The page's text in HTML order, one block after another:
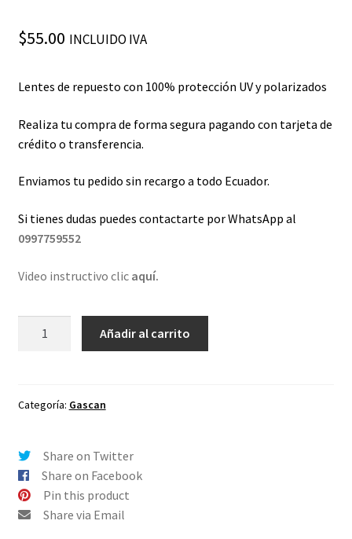
$55.00 INCLUIDO IVA
Lentes de repuesto con 100% protección UV y polarizados
Realiza tu compra de forma segura pagando con tarjeta de
crédito o transferencia.
Enviamos tu pedido sin recargo a todo Ecuador.
Si tienes dudas puedes contactarte por WhatsApp al
0997759552
Video instructivo clic aquí.
Oakley
-
Polarizado
cantidad
Añadir al carrito
Categoría: Gascan
Share on Twitter
Share on Facebook
Pin this product
Share via Email